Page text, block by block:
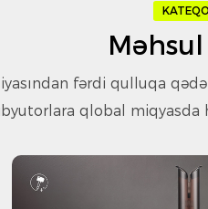
Məhsul
fərdi qulluqa
qlobal miqyasda